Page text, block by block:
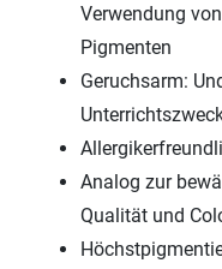
Verwendung
Pigmenten
Geruchsarm:
Analog zur
Qualität und